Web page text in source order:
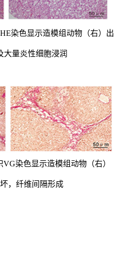
染色显示造模组动物（右）出
大量炎性细胞浸润
染色显示造模组动物（右）
，纤维间隔形成